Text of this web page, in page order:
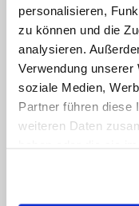
personalisieren,
zu können und die
analysieren.
Verwendung
soziale Medien,
Partner führen diese
weiteren Daten
"Nein, ich
als
Katholik und
langjährige
kirchlich. (rom)